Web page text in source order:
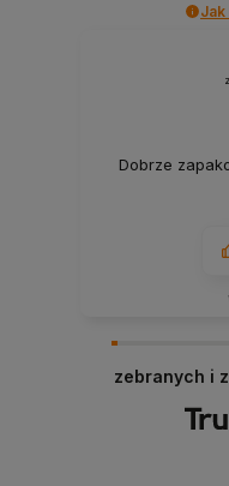
Dobrze
zebranych i